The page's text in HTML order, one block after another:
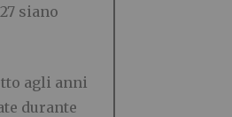
siano
agli anni
durante